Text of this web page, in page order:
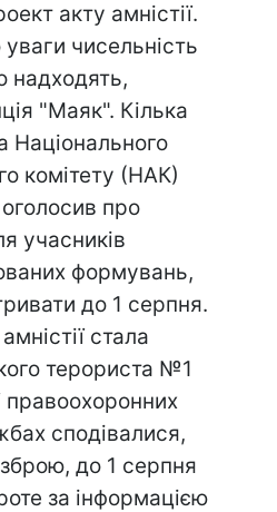
акту амністії.
чисельність
надходять,
"Маяк". Кілька
Національного
комітету (НАК)
про
учасників
формувань,
до 1 серпня.
стала
терориста №1
сподівалися,
до 1 серпня
за інформацією